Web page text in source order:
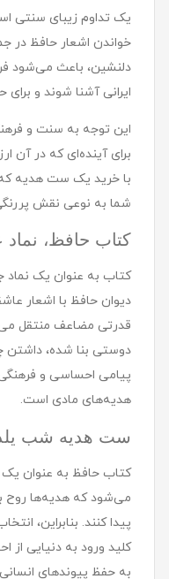
یک تداوم زیبای سنتی
خواندن اشعار حافظ در
دلنشین، باعث می‌شود
ایرانی آشنا شوند و
این توجه به سنت و
برای آینده‌ای که در آن
با خرید یک ست هدیه
شما به نوعی نقش
کتاب حافظ،
کتاب به عنوان یک
دیوان حافظ با اشعار
قدرتی مضاعف منتقل
دوستی بنا شده، داشتن
پیامی احساسی و فرهنگی
هدیه‌های مادی است.
ست هديه شب
کتاب حافظ به عنوان
می‌شود که هدیه‌ها روح
پیدا کنند. بنابراین،
کلید ورود به دنیایی
به حفظ پیوندهای